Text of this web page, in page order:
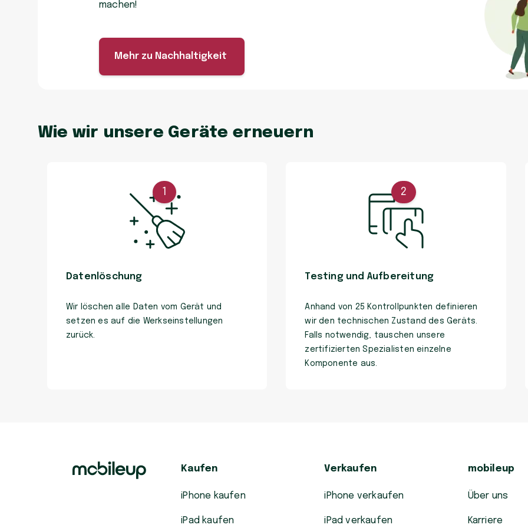
machen!
Mehr zu Nachhaltigkeit
Wie wir unsere Geräte erneuern
1
Datenlöschung
Wir löschen alle Daten vom Gerät und
setzen es auf die Werkseinstellungen
zurück.
2
Testing und Aufbereitung
Anhand von 25 Kontrollpunkten definieren
wir den technischen Zustand des Geräts.
Falls notwendig, tauschen unsere
zertifizierten Spezialisten einzelne
Komponente aus.
Kaufen
iPhone kaufen
iPad kaufen
Verkaufen
iPhone verkaufen
iPad verkaufen
mobileup
Über uns
Karriere